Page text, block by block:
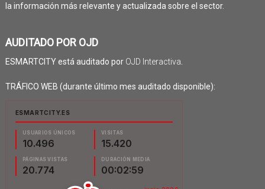
la información más relevante y actualizada sobre el sector.
AUDITADO POR OJD
ESMARTCITY está auditado por OJD Interactiva
TRÁFICO WEB (durante último mes auditado disponible):